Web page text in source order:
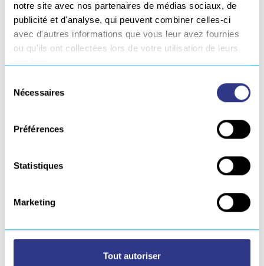
notre site avec nos partenaires de médias sociaux, de
publicité et d'analyse, qui peuvent combiner celles-ci
avec d'autres informations que vous leur avez fournies
ou qu'ils ont collectées lors de votre utilisation de leurs
Nécessaires
Préférences
Statistiques
Marketing
Tout autoriser
GÉNÉRALITÉS
Tous nos générateurs de soudage TIG sont équipés
de :
Technologie onduleurs : poids et
Eau en fonction de la puissance.
Pour toutes demandes et équipements